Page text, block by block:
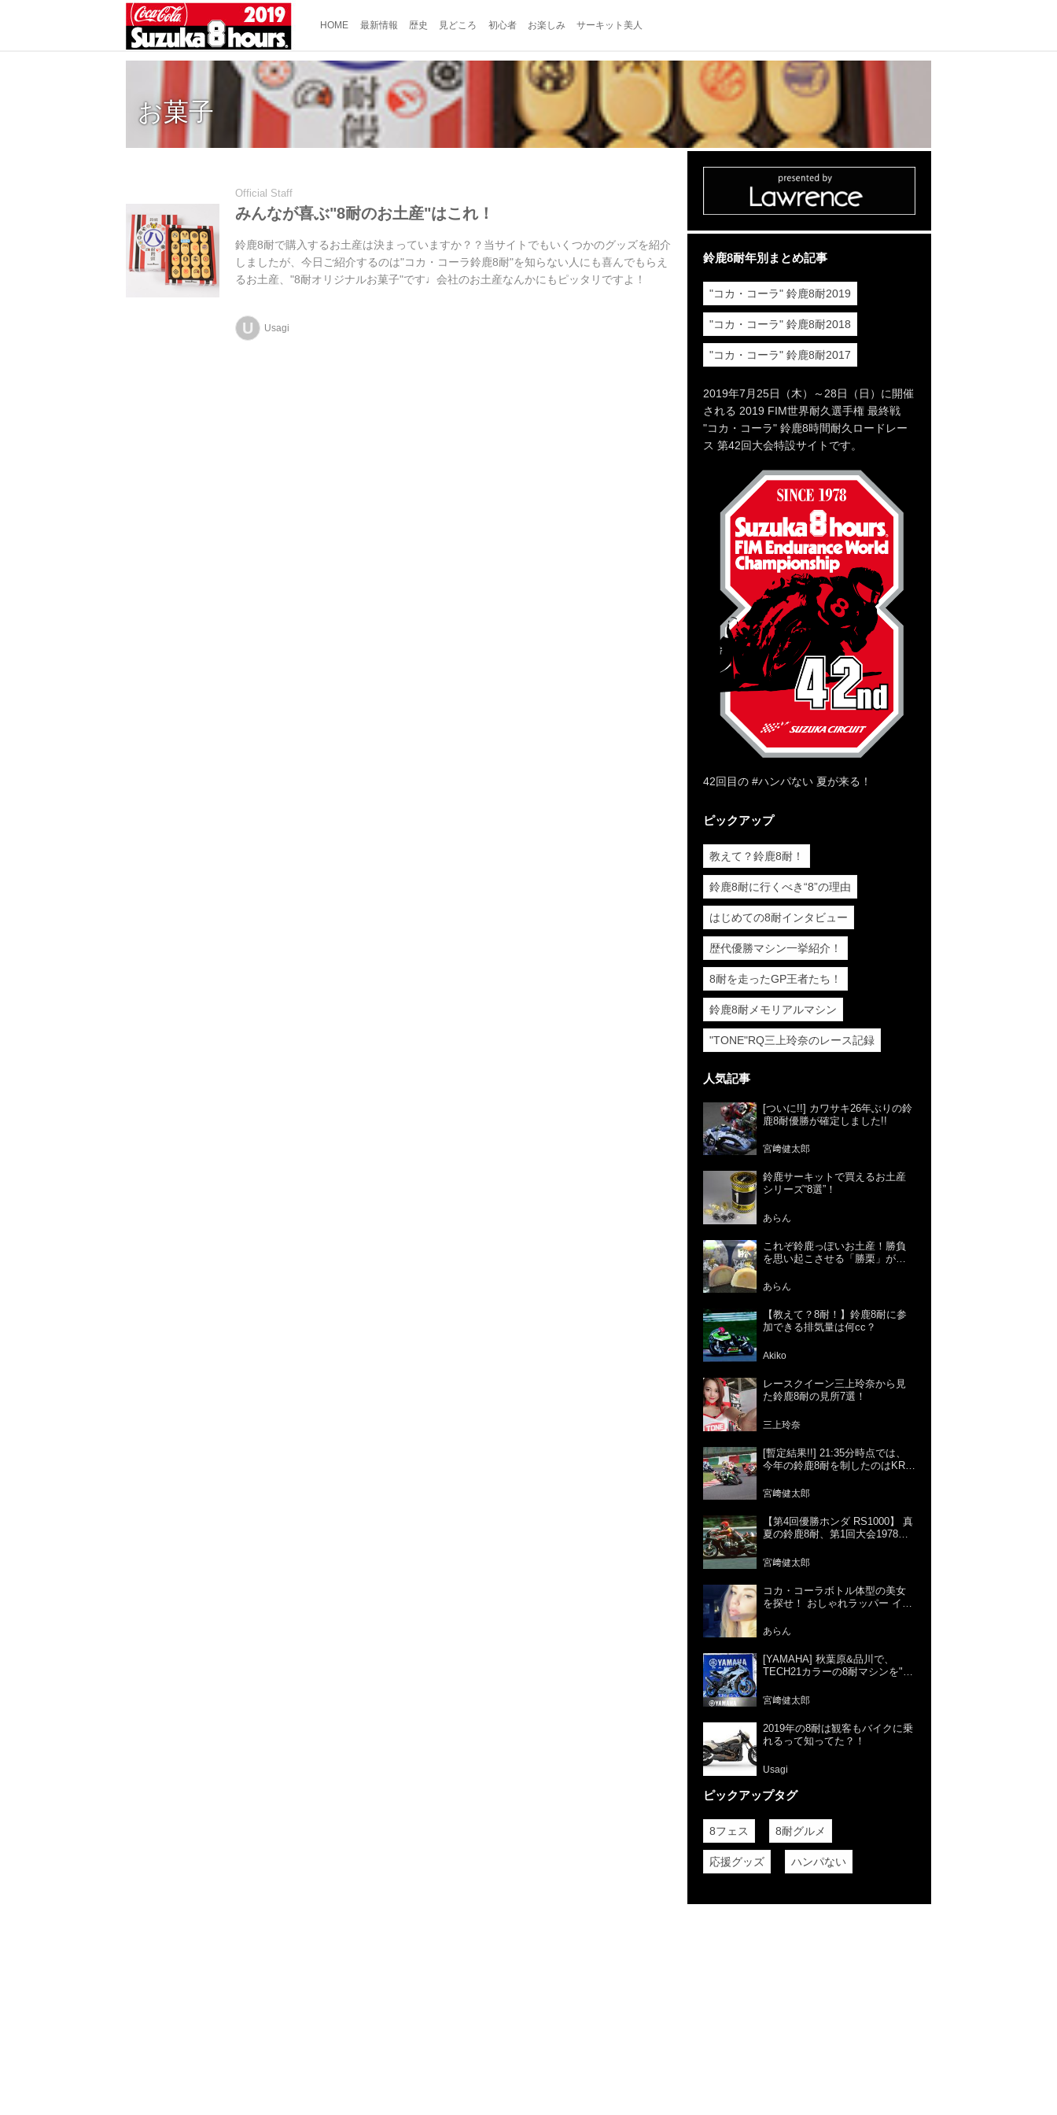
HOME 最新情報 歴史 見どころ 初心者 お楽しみ サーキット美人
お菓子
Official Staff
みんなが喜ぶ"8耐のお土産"はこれ！
鈴鹿8耐で購入するお土産は決まっていますか？？当サイトでもいくつかのグッズを紹介
しましたが、今日ご紹介するのは"コカ・コーラ鈴鹿8耐"を知らない人にも喜んでもらえ
るお土産、"8耐オリジナルお菓子"です♩会社のお土産なんかにもピッタリですよ！
U Usagi
鈴鹿8耐年別まとめ記事
"コカ・コーラ" 鈴鹿8耐2019
"コカ・コーラ" 鈴鹿8耐2018
"コカ・コーラ" 鈴鹿8耐2017
2019年7月25日（木）～28日（日）に開催
される 2019 FIM世界耐久選手権 最終戦
"コカ・コーラ" 鈴鹿8時間耐久ロードレー
ス 第42回大会特設サイトです。
42回目の #ハンパない 夏が来る！
ピックアップ
教えて？鈴鹿8耐！
鈴鹿8耐に行くべき“8”の理由
はじめての8耐インタビュー
歴代優勝マシン一挙紹介！
8耐を走ったGP王者たち！
鈴鹿8耐メモリアルマシン
"TONE"RQ三上玲奈のレース記録
人気記事
[ついに!!] カワサキ26年ぶりの鈴
鹿8耐優勝が確定しました!!
宮﨑健太郎
鈴鹿サーキットで買えるお土産
シリーズ“8選”！
あらん
これぞ鈴鹿っぽいお土産！勝負
を思い起こさせる「勝栗」がお
あらん
【教えて？8耐！】鈴鹿8耐に参
加できる排気量は何cc？
Akiko
レースクイーン三上玲奈から見
た鈴鹿8耐の見所7選！
三上玲奈
[暫定結果!!] 21:35分時点では、
今年の鈴鹿8耐を制したのはKRT
月29日!!]
宮﨑健太郎
【第4回優勝ホンダ RS1000】 真
夏の鈴鹿8耐、第1回大会1978年
を紹介。
宮﨑健太郎
コカ・コーラボトル体型の美女
を探せ！ おしゃれラッパー イギ
ごいんです。
あらん
[YAMAHA] 秋葉原&品川で、
TECH21カラーの8耐マシンを"ガ
宮﨑健太郎
2019年の8耐は観客もバイクに乗
れるって知ってた？！
Usagi
ピックアップタグ
8フェス 8耐グルメ
応援グッズ ハンパない